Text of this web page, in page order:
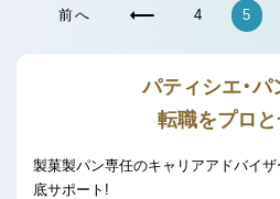
前へ 4 5
パティシエ・
転職をプロ
製菓製パン専任のキャリアアドバイ
底サポート!